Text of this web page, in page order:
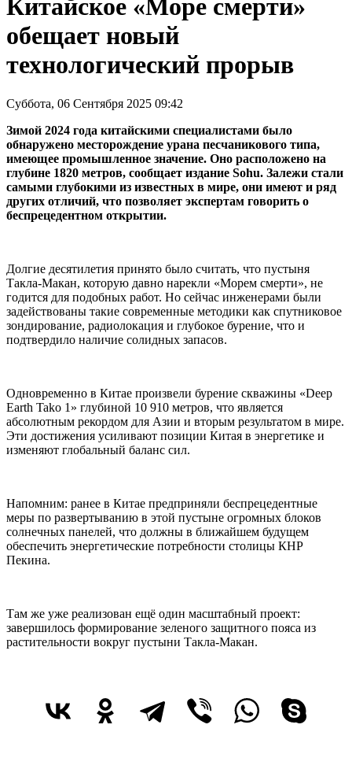
Китайское «Море смерти»
обещает новый
технологический прорыв
Суббота, 06 Сентября 2025 09:42
Зимой 2024 года китайскими специалистами было
обнаружено месторождение урана песчаникового типа,
имеющее промышленное значение. Оно расположено на
глубине 1820 метров, сообщает издание Sohu. Залежи стали
самыми глубокими из известных в мире, они имеют и ряд
других отличий, что позволяет экспертам говорить о
беспрецедентном открытии.
Долгие десятилетия принято было считать, что пустыня
Такла-Макан, которую давно нарекли «Морем смерти», не
годится для подобных работ. Но сейчас инженерами были
задействованы такие современные методики как спутниковое
зондирование, радиолокация и глубокое бурение, что и
подтвердило наличие солидных запасов.
Одновременно в Китае произвели бурение скважины «Deep
Earth Tako 1» глубиной 10 910 метров, что является
абсолютным рекордом для Азии и вторым результатом в мире.
Эти достижения усиливают позиции Китая в энергетике и
изменяют глобальный баланс сил.
Напомним: ранее в Китае предприняли беспрецедентные
меры по развертыванию в этой пустыне огромных блоков
солнечных панелей, что должны в ближайшем будущем
обеспечить энергетические потребности столицы КНР
Пекина.
Там же уже реализован ещё один масштабный проект:
завершилось формирование зеленого защитного пояса из
растительности вокруг пустыни Такла-Макан.